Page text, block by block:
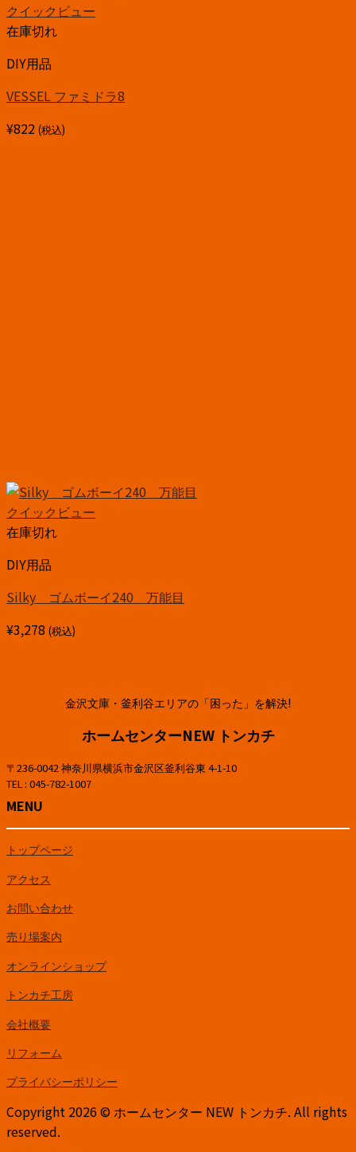
クイックビュー
在庫切れ
DIY用品
VESSEL ファミドラ8
¥822 (税込)
クイックビュー
在庫切れ
DIY用品
Silky ゴムボーイ240 万能目
¥3,278 (税込)
金沢文庫・釜利谷エリアの「困った」を解決!
ホームセンターNEW トンカチ
〒236-0042 神奈川県横浜市金沢区釜利谷東 4-1-10
TEL : 045-782-1007
MENU
トップページ
アクセス
お問い合わせ
売り場案内
オンラインショップ
トンカチ工房
会社概要
リフォーム
プライバシーポリシー
Copyright 2026 © ホームセンター NEW トンカチ. All rights
reserved.